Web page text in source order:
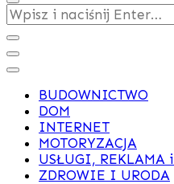
Szukasz
czegoś?
BUDOWNICTWO
DOM
INTERNET
MOTORYZACJA
USŁUGI, REKLAMA
ZDROWIE I URODA